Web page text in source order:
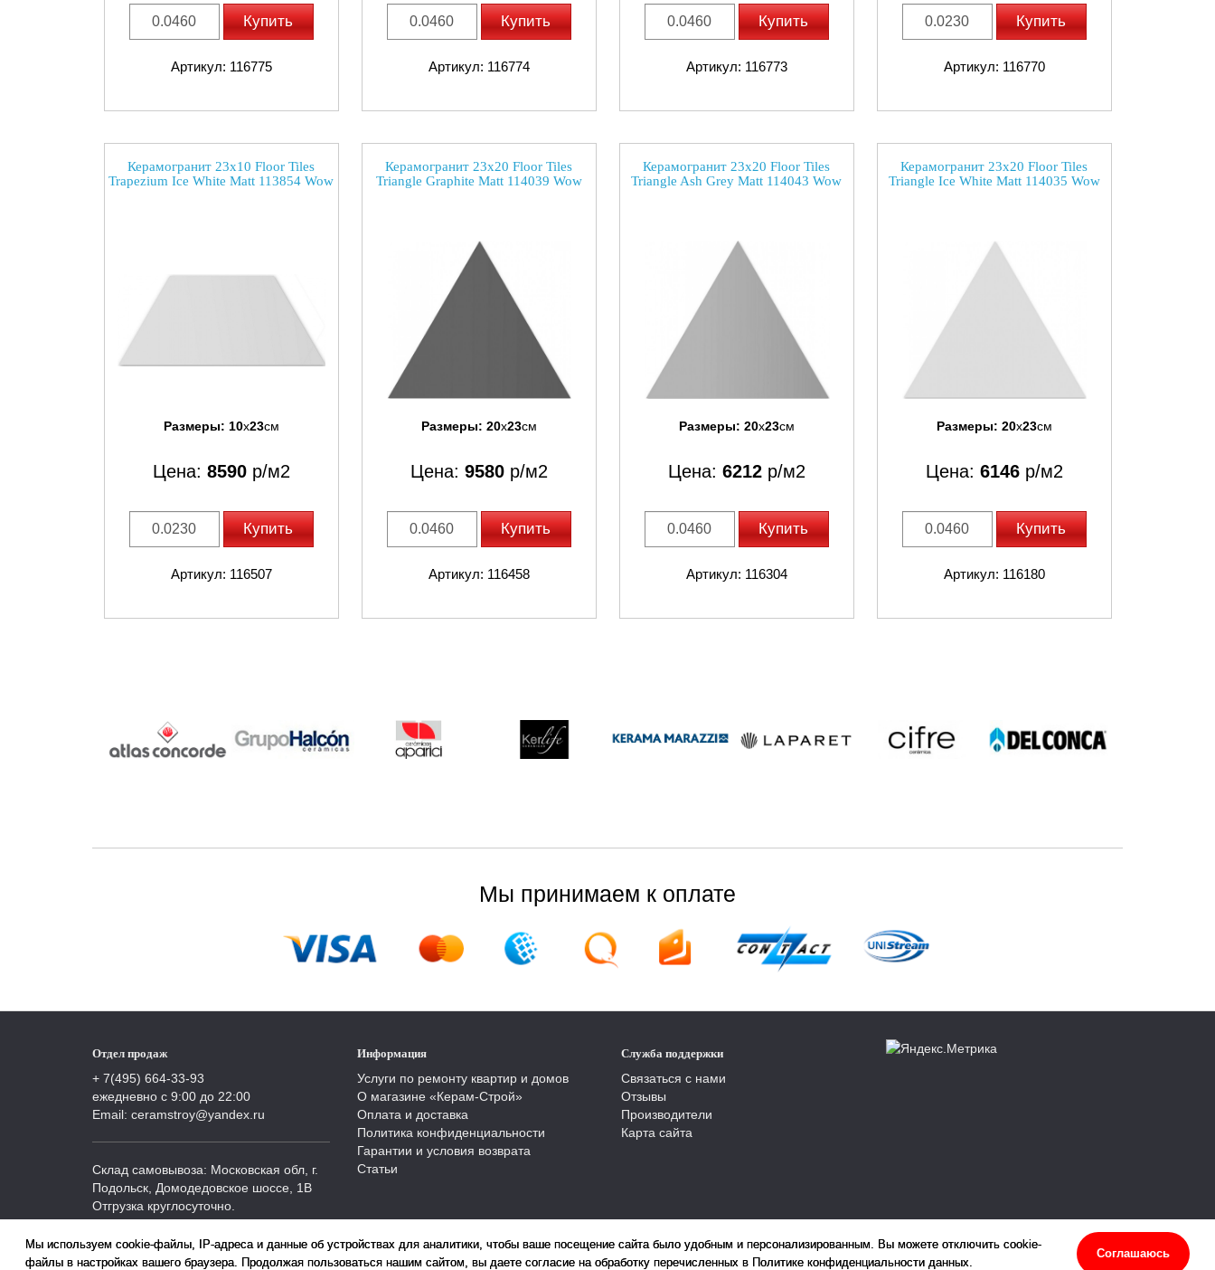
Мы используем cookie-файлы, IP-адреса и данные об устройствах для аналитики, чтобы ваше посещение сайта было удобным и персонализированным. Вы можете отключить cookie-
файлы в настройках вашего браузера. Продолжая пользоваться нашим сайтом, вы даете согласие на обработку перечисленных в Политике конфиденциальности данных.
Соглашаюсь
Купить
Артикул: 116775
Купить
Артикул: 116774
Купить
Артикул: 116773
Купить
Артикул: 116770
Керамогранит 23x10 Floor Tiles
Trapezium Ice White Matt 113854 Wow
Размеры: 10x23см
Цена: 8590р/м2
Купить
Артикул: 116507
Керамогранит 23x20 Floor Tiles
Triangle Graphite Matt 114039 Wow
Размеры: 20x23см
Цена: 9580р/м2
Купить
Артикул: 116458
Керамогранит 23x20 Floor Tiles
Triangle Ash Grey Matt 114043 Wow
Размеры: 20x23см
Цена: 6212р/м2
Купить
Артикул: 116304
Керамогранит 23x20 Floor Tiles
Triangle Ice White Matt 114035 Wow
Размеры: 20x23см
Цена: 6146р/м2
Купить
Артикул: 116180
Мы принимаем к оплате
Отдел продаж
+ 7(495) 664-33-93
ежедневно с 9:00 до 22:00
Email: ceramstroy@yandex.ru
Склад самовывоза: Московская обл, г.
Подольск, Домодедовское шоссе, 1В
Отгрузка круглосуточно.
Информация
Услуги по ремонту квартир и домов
О магазине «Керам-Строй»
Оплата и доставка
Политика конфиденциальности
Гарантии и условия возврата
Статьи
Служба поддержки
Связаться с нами
Отзывы
Производители
Карта сайта